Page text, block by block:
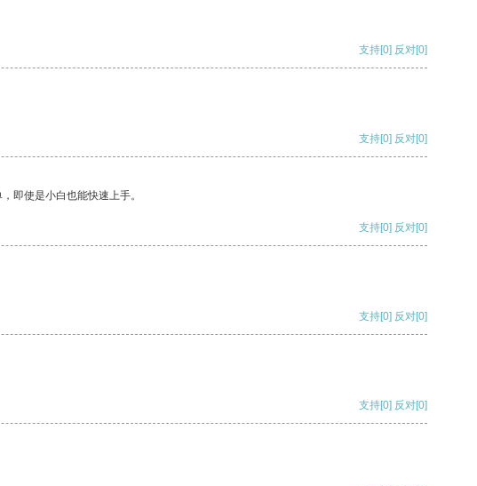
支持[0] 反对[0]
支持[0] 反对[0]
即使是小白也能快速上手。
支持[0] 反对[0]
支持[0] 反对[0]
支持[0] 反对[0]